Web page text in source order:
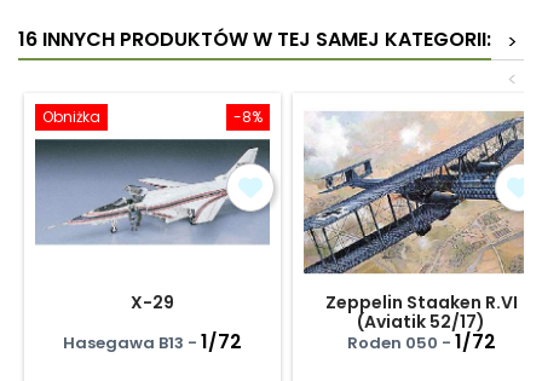
16 INNYCH PRODUKTÓW W TEJ SAMEJ KATEGORII:
>
<
-8%
Obniżka
X-29
Hasegawa B13 - 1/72
Zeppelin Staaken R.VI
(Aviatik 52/17)
Roden 050 - 1/72